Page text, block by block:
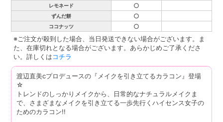
レモネード ○
ずんだ餅 ○
ココナッツ
○
※ご注文が殺到した場合、当日発送できない場合がございます。ま
た、在庫切れとなる場合がございます。あらかじめご了承くださ
い。詳しくはコチラ
渡辺直美cプロデュースの『メイクを引き立てるカラコン』登場
☆
トレンドのしっかりメイクから、日常的なナチュラルメイクま
で、さまざまなメイクを引き立てる一歩先行くハイセンス女子の
ためのカラコン!!